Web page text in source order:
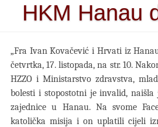
HKM Hanau
„Fra Ivan Kovačević i Hrvati iz
četvrtka, 17. listopada, na str. 10.
HZZO i Ministarstvo zdravstva,
bolesti i stopostotni je invalid,
zajednice u Hanau. Na svome
katolička misija i on uplatili cijeli